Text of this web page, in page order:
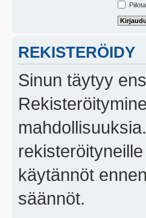
REKISTERÖIDY
Sinun täytyy
käytännöt
säännöt.